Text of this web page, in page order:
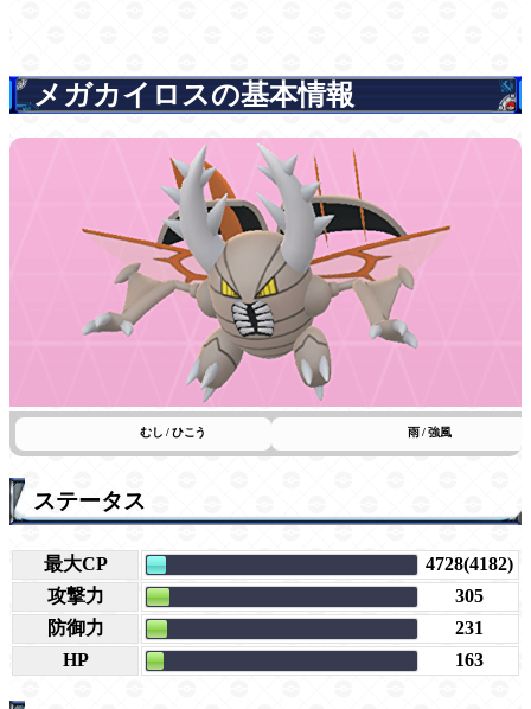
メガカイロスの基本情報
むし / ひこう 雨 / 強風
ステータス
最大CP
4728(4182)
攻撃力
305
防御力
231
HP
163